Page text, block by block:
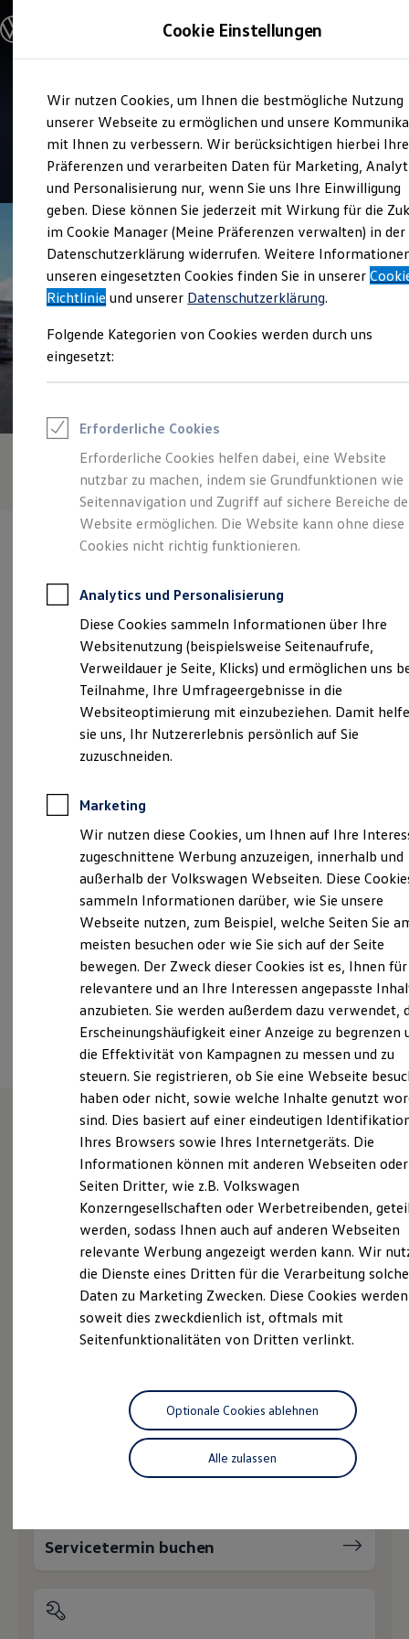
Hauptinhalt
springen
Footer
springen
Modelle und Konfigurator
Modelle vergleichen
Elektroautos
ENERGY Sondermodelle
Nutzfahrzeuge
SUV und CUV
Familienautos
Kombis
Kompaktwagen
Sportwagen
Schnell verfügbare Fahrzeuge
Angebote und Produkte
Aktuelle Angebote
E-Auto-Förderung
Volkswagen Marktplatz
Junge Gebrauchtwagen und Gebrauchtwagen
Volkswagen Zertifizierte Gebrauchtwagen
Zubehör- und Serviceangebote
Leasing
Leasing-Angebote
Gebrauchtwagen Leasing
Junge Gebrauchtwagen-Leasing
Elektroauto Leasing
Kleinwagen-Leasing
Leasing ohne Anzahlung
Finanzierung
Kfz-Versicherung
Restschuldversicherungen
Garantien
Wartungsverträge
Geschäftskunden
Professional Class bei Volkswagen
Großkunden
Behörden
Direktkunden
Sonderfahrzeuge
Anpfiff zum Gewinn
Elektroautos
ID. Tutorials
Elektrofahrzeugkonzepte
Reichweite
Reichweite der ID. Modelle
Reichweite im Winter
Laden
Laden unterwegs
Laden Zuhause
Ladestationen finden
Ladezeitensimulator
Batterie
Sicherheit
Garantie und Lebensdauer
Nachhaltigkeit
Technologie
Kosten und Kauf
Verbrauchskosten
Kaufoptionen
E-Auto-Förderung
Software und Konnektivität
ID. Software Versionen und Updates
Digitale Extras
Schnittstellen zu Ihrem ID.
Hybridautos
Marke und Erlebnis
Volkswagen R und R Experience
R-Modelle
Driving Experience
Volkswagen entdecken
Lifestyle Shop
T-Roc Kollektion
Golf Kollektion
ID. Kollektion
Volkswagen Kollektion
R-Kollektion
#wedriveproud
Besitzer und Service
Service
Feser-Biemann Baiersdorf
4.6| 99 Bewertungen
Verantwortlich für die Inhalte auf dieser Seite ist die Feser-
Biemann Baiserdorf GmbH (Impressum & Rechtliches)
Industriestraße 5, 91083 Baiersdorf
info.baiersdorf@feser-graf.de
+49 9133 47550
Montag -
Samstag
Geschlossen
Sonntag
Geschlossen
Ansprechpartner
Unsere Leistungenim
Überblick
Service
Volkswagen Economy
Service
Online-Fahrzeugbewertung
Wie können wir
Ihnen weiterhelfen?
Servicetermin buchen
Cookie Einstellungen
Wir nutzen Cookies, um Ihnen die bestmögliche Nutzung
unserer Webseite zu ermöglichen und unsere
mit Ihnen zu verbessern. Wir berücksichtigen hierbei Ihre
Präferenzen und verarbeiten Daten für Marketing,
und Personalisierung nur, wenn Sie uns Ihre Einwilligung
geben. Diese können Sie jederzeit mit Wirkung für die
im Cookie Manager (Meine Präferenzen verwalten) in der
Datenschutzerklärung widerrufen. Weitere
unseren eingesetzten Cookies finden Sie in unserer
Richtlinie und unserer Datenschutzerklärung.
Folgende Kategorien von Cookies werden durch uns
eingesetzt:
Erforderliche Cookies
Erforderliche Cookies helfen dabei, eine Website
nutzbar zu machen, indem sie Grundfunktionen wie
Seitennavigation und Zugriff auf sichere Bereiche
Website ermöglichen. Die Website kann ohne diese
Cookies nicht richtig funktionieren.
Analytics und Personalisierung
Diese Cookies sammeln Informationen über Ihre
Websitenutzung (beispielsweise Seitenaufrufe,
Verweildauer je Seite, Klicks) und ermöglichen uns
Teilnahme, Ihre Umfrageergebnisse in die
Websiteoptimierung mit einzubeziehen. Damit
sie uns, Ihr Nutzererlebnis persönlich auf Sie
zuzuschneiden.
Marketing
Wir nutzen diese Cookies, um Ihnen auf Ihre
zugeschnittene Werbung anzuzeigen, innerhalb und
außerhalb der Volkswagen Webseiten. Diese
sammeln Informationen darüber, wie Sie unsere
Webseite nutzen, zum Beispiel, welche Seiten Sie
meisten besuchen oder wie Sie sich auf der Seite
bewegen. Der Zweck dieser Cookies ist es, Ihnen für
relevantere und an Ihre Interessen angepasste
anzubieten. Sie werden außerdem dazu verwendet,
Erscheinungshäufigkeit einer Anzeige zu begrenzen
die Effektivität von Kampagnen zu messen und zu
steuern. Sie registrieren, ob Sie eine Webseite
haben oder nicht, sowie welche Inhalte genutzt
sind. Dies basiert auf einer eindeutigen
Ihres Browsers sowie Ihres Internetgeräts. Die
Informationen können mit anderen Webseiten oder
Seiten Dritter, wie z.B. Volkswagen
Konzerngesellschaften oder Werbetreibenden,
werden, sodass Ihnen auch auf anderen Webseiten
relevante Werbung angezeigt werden kann. Wir
die Dienste eines Dritten für die Verarbeitung
Daten zu Marketing Zwecken. Diese Cookies
soweit dies zweckdienlich ist, oftmals mit
Seitenfunktionalitäten von Dritten verlinkt.
Alle zulassen
Optionale Cookies ablehnen